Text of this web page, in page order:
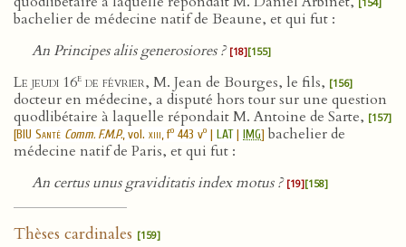
bachelier de médecine natif de Beaune, et qui fut :
An Principes aliis generosiores ? [18][155]
Le jeudi 16e de février, M. Jean de Bourges, le fils, [156]
docteur en médecine, a disputé hors tour sur une question
quodlibétaire à laquelle répondait M. Antoine de Sarte, [157]
[BIU Santé Comm. F.M.P., vol. xiii, fo 443 vo | LAT| IMG] bachelier de
médecine natif de Paris, et qui fut :
An certus unus graviditatis index motus ? [19][158]
Thèses cardinales [159]